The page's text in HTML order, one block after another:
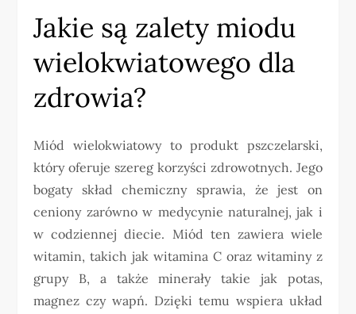
Jakie są zalety miodu
wielokwiatowego dla
zdrowia?
Miód wielokwiatowy to produkt pszczelarski,
który oferuje szereg korzyści zdrowotnych. Jego
bogaty skład chemiczny sprawia, że jest on
ceniony zarówno w medycynie naturalnej, jak i
w codziennej diecie. Miód ten zawiera wiele
witamin, takich jak witamina C oraz witaminy z
grupy B, a także minerały takie jak potas,
magnez czy wapń. Dzięki temu wspiera układ